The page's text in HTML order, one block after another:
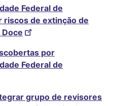
Federal de
riscos de extinção de
por
Federal de
grupo de revisores